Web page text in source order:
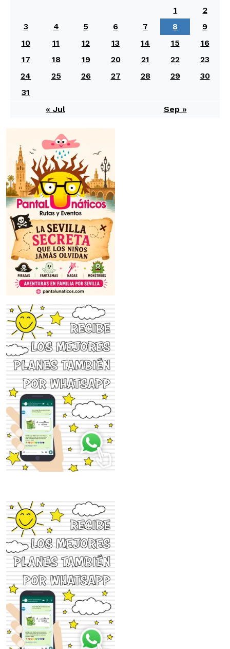
1
2
3
4 5 6 7 8
9
10
11 12 13 14 15
16
17
18 19 20 21 22
23
24
25 26 27 28 29
30
31
« Jul
Sep »